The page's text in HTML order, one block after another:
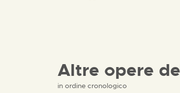
Altre opere
in ordine cronologico